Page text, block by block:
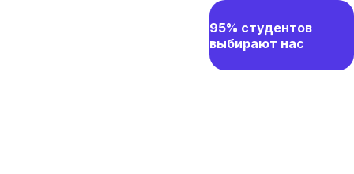
95% студентов
выбирают нас